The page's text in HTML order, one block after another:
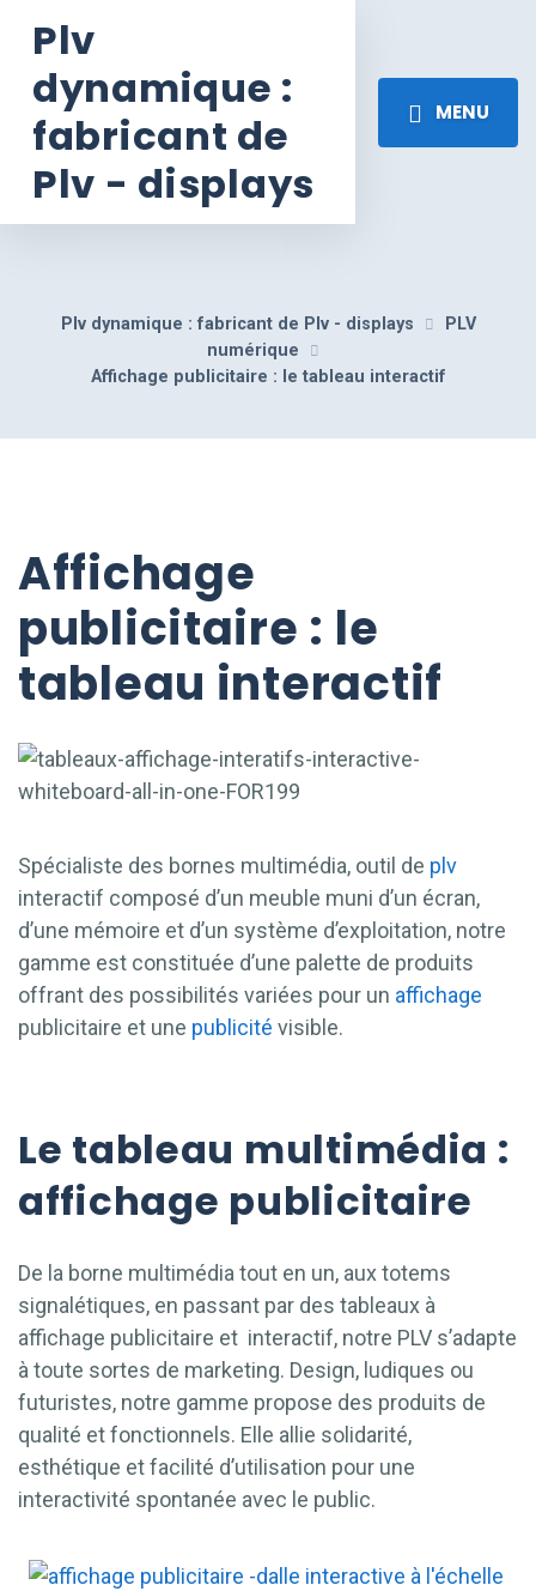
Plv
dynamique :
fabricant de
Plv - displays
MENU
Plv dynamique : fabricant de Plv - displays
PLV
numérique
Affichage publicitaire : le tableau interactif
Affichage
publicitaire : le
tableau interactif
Spécialiste des bornes multimédia, outil de plv
interactif composé d’un meuble muni d’un écran,
d’une mémoire et d’un système d’exploitation, notre
gamme est constituée d’une palette de produits
offrant des possibilités variées pour un affichage
publicitaire et une publicité visible.
Le tableau multimédia :
affichage publicitaire
De la borne multimédia tout en un, aux totems
signalétiques, en passant par des tableaux à
affichage publicitaire et interactif, notre PLV s’adapte
à toute sortes de marketing. Design, ludiques ou
futuristes, notre gamme propose des produits de
qualité et fonctionnels. Elle allie solidarité,
esthétique et facilité d’utilisation pour une
interactivité spontanée avec le public.